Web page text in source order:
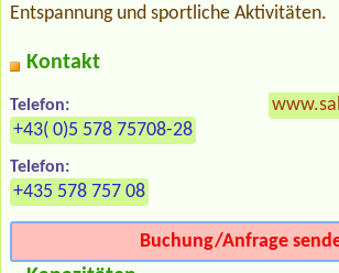
Entspannung und sportliche Aktivitäten.
Kontakt
Telefon:
+43( 0)5 578 75708-28
Telefon:
+435 578 757 08
Buchung/Anfrage